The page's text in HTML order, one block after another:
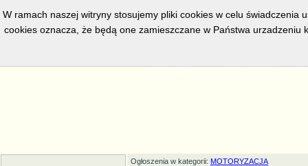
w bieżacej chwili posiadamy 5554aktywnych ogłoszeń, serwis
Strona główna Dodaj ogłoszenie
Ogłoszenia w kategorii: MOTORYZACJA
W ramach naszej witryny stosujemy pliki cookies w celu świadczenia
cookies oznacza, że będą one zamieszczane w Państwa